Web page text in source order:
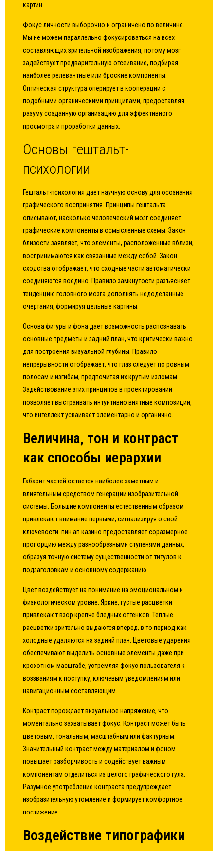
картин.
Фокус личности выборочно и ограничено по величине.
Мы не можем параллельно фокусироваться на всех
составляющих зрительной изображения, потому мозг
задействует предварительную отсеивание, подбирая
наиболее релевантные или броские компоненты.
Оптическая структура оперирует в кооперации с
подобными органическими принципами, предоставляя
разуму созданную организацию для эффективного
просмотра и проработки данных.
Основы гештальт-
психологии
Гештальт-психология дает научную основу для осознания
графического воспринятия. Принципы гештальта
описывают, насколько человеческий мозг соединяет
графические компоненты в осмысленные схемы. Закон
близости заявляет, что элементы, расположенные вблизи,
воспринимаются как связанные между собой. Закон
сходства отображает, что сходные части автоматически
соединяются воедино. Правило замкнутости разъясняет
тенденцию головного мозга дополнять недоделанные
очертания, формируя цельные картины.
Основа фигуры и фона дает возможность распознавать
основные предметы и задний план, что критически важно
для построения визуальной глубины. Правило
непрерывности отображает, что глаз следует по ровным
полосам и изгибам, предпочитая их крутым изломам.
Задействование этих принципов в проектировании
позволяет выстраивать интуитивно внятные композиции,
что интеллект усваивает элементарно и органично.
Величина, тон и контраст
как способы иерархии
Габарит частей остается наиболее заметным и
влиятельным средством генерации изобразительной
системы. Большие компоненты естественным образом
привлекают внимание первыми, сигнализируя о свой
ключевости. пин ап казино предоставляет соразмерное
пропорцию между разнообразными ступенями данных,
образуя точную систему существенности от титулов к
подзаголовкам и основному содержанию.
Цвет воздействует на понимание на эмоциональном и
физиологическом уровне. Яркие, густые расцветки
привлекают взор крепче бледных оттенков. Теплые
расцветки зрительно выдаются вперед, в то период как
холодные удаляются на задний план. Цветовые ударения
обеспечивают выделить основные элементы даже при
крохотном масштабе, устремляя фокус пользователя к
воззваниям к поступку, ключевым уведомлениям или
навигационным составляющим.
Контраст порождает визуальное напряжение, что
моментально захватывает фокус. Контраст может быть
цветовым, тональным, масштабным или фактурным.
Значительный контраст между материалом и фоном
повышает разборчивость и содействует важным
компонентам отделиться из целого графического гула.
Разумное употребление контраста предупреждает
изобразительную утомление и формирует комфортное
постижение.
Воздействие типографики